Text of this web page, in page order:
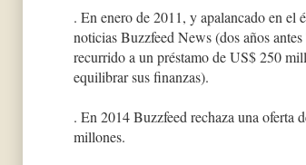
. En enero de 2011, y apalancado en el
noticias Buzzfeed News (dos años
recurrido a un préstamo de US$ 250
equilibrar sus finanzas).
. En 2014 Buzzfeed rechaza una oferta
millones.